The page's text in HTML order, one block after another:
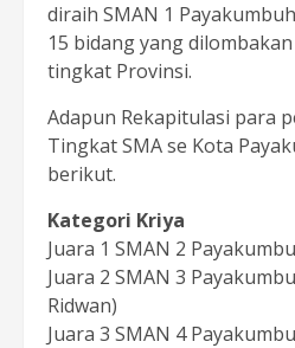
diraih SMAN 1
15 bidang yang
tingkat Provinsi.
Adapun Rekapitulasi para
Tingkat SMA se Kota
berikut.
Kategori Kriya
Juara 1 SMAN 2
Juara 2 SMAN 3
Ridwan)
Juara 3 SMAN 4